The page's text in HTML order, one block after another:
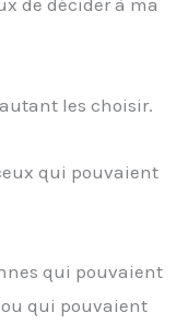
de décider à ma
les choisir.
qui pouvaient
qui pouvaient
qui pouvaient